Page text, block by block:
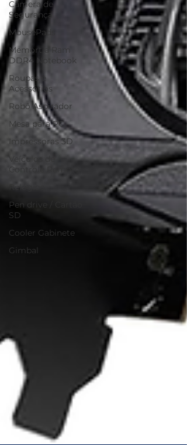
Câmera de
Segurança
MousePads
Memórtia Ram
DDR4 Notebook
Roupas e
Acessórios
Robô Aspirador
Mesa para PC
Impressoras 3D
Veículos de
Controle Remoto
Relógios
Pen drive / Cartão
SD
Cooler Gabinete
Gimbal